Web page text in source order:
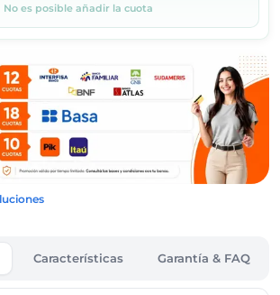
No es posible añadir la cuota
Características Garantía & FAQ